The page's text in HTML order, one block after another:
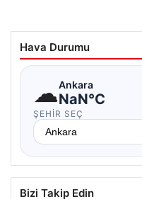
Hava Durumu
☁Ankara
NaN°C
ŞEHIR SEÇ
Bizi Takip Edin